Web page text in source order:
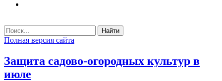
Найти
Полная версия сайта
Защита садово-огородных культур в
июле